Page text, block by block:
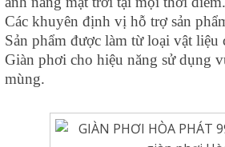
Các khuyên định vị hỗ trợ sản
Sản phẩm được làm từ loại vật
Giàn phơi cho hiệu năng sử dụng
mùng.